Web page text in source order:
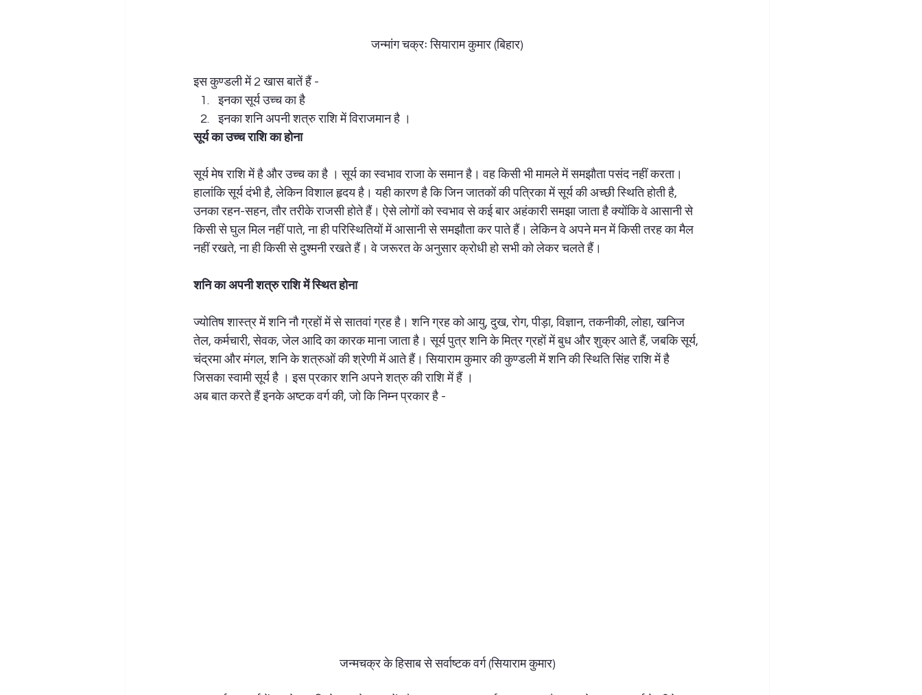
जन्मांग चक्रः सियाराम कुमार (बिहार)
इस कुण्डली में 2 खास बातें हैं -
इनका सूर्य उच्च का है
इनका शनि अपनी शत्रु राशि में विराजमान है ।
सूर्य का उच्च राशि का होना
सूर्य मेष राशि में है और उच्च का है । सूर्य का स्वभाव राजा के समान है। वह किसी भी मामले में समझौता पसंद नहीं करता।
हालांकि सूर्य दंभी है, लेकिन विशाल हृदय है। यही कारण है कि जिन जातकों की पत्र‍िका में सूर्य की अच्छी स्थिति होती है,
उनका रहन-सहन, तौर तरीके राजसी होते हैं। ऐसे लोगों को स्वभाव से कई बार अहंकारी समझा जाता है क्योंकि वे आसानी से
किसी से घुल मिल नहीं पाते, ना ही परिस्थितियों में आसानी से समझौता कर पाते हैं। लेकिन वे अपने मन में किसी तरह का मैल
नहीं रखते, ना ही किसी से दुश्मनी रखते हैं। वे जरूरत के अनुसार क्रोधी हो सभी को लेकर चलते हैं।
शनि का अपनी शत्रु राशि में स्थित होना
ज्योतिष शास्त्र में शनि नौ ग्रहों में से सातवां ग्रह है। शनि ग्रह को आयु, दुख, रोग, पीड़ा, विज्ञान, तकनीकी, लोहा, खनिज
तेल, कर्मचारी, सेवक, जेल आदि का कारक माना जाता है। सूर्य पुत्र शनि के मित्र ग्रहों में बुध और शुक्र आते हैं, जबकि सूर्य,
चंद्रमा और मंगल, शनि के शत्रुओं की श्रेणी में आते हैं। सियाराम कुमार की कुण्डली में शनि की स्थिति सिंह राशि में है
जिसका स्वामी सूर्य है । इस प्रकार शनि अपने शत्रु की राशि में हैं ।
अब बात करते हैं इनके अष्टक वर्ग की, जो कि निम्न प्रकार है -
जन्मचक्र के हिसाब से सर्वाष्टक वर्ग (सियाराम कुमार)